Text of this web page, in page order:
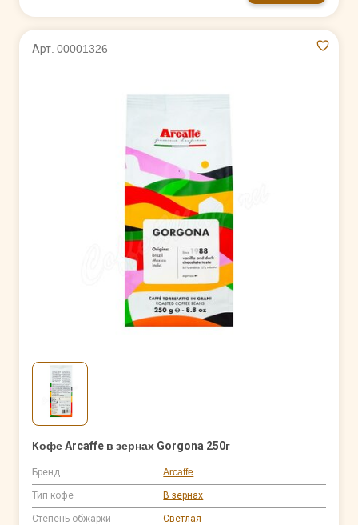
Арт. 00001326
Кофе Arcaffe в зернах Gorgona 250г
Бренд Arcaffe
Тип кофе В зернах
Степень обжарки Светлая